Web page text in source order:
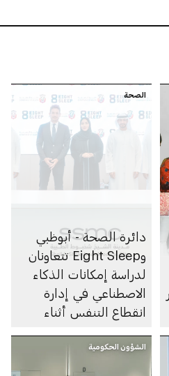
الصحة
دائرة الصحة - أبوظبي
وEight Sleep تتعاونان
لدراسة إمكانات الذكاء
الاصطناعي في إدارة
انقطاع التنفس أثناء
الشؤون الحكومية